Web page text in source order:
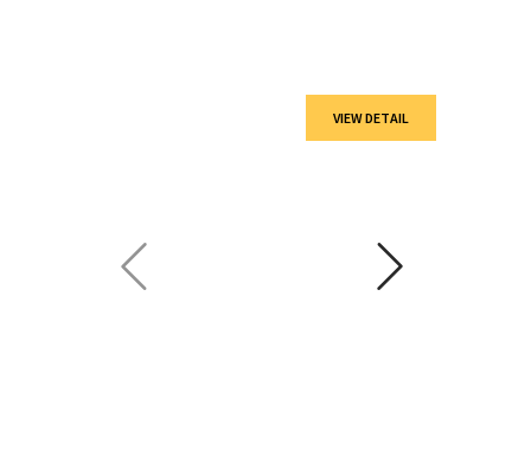
VIEW DETAIL